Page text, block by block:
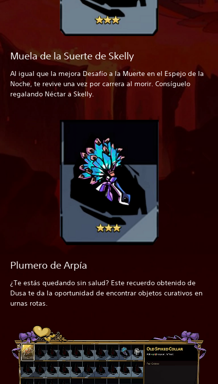
Muela de la Suerte de Skelly
Al igual que la mejora Desafío a la Muerte en el Espejo de la
Noche, te revive una vez por carrera al morir. Consíguelo
regalando Néctar a Skelly.
Plumero de Arpía
¿Te estás quedando sin salud? Este recuerdo obtenido de
Dusa te da la oportunidad de encontrar objetos curativos en
urnas rotas.